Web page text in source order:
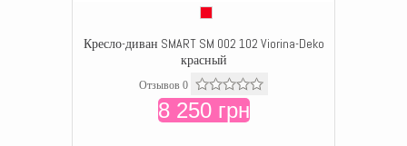
Кресло-диван SMART SM 002 102 Viorina-Deko
красный
Отзывов 0
8 250 грн